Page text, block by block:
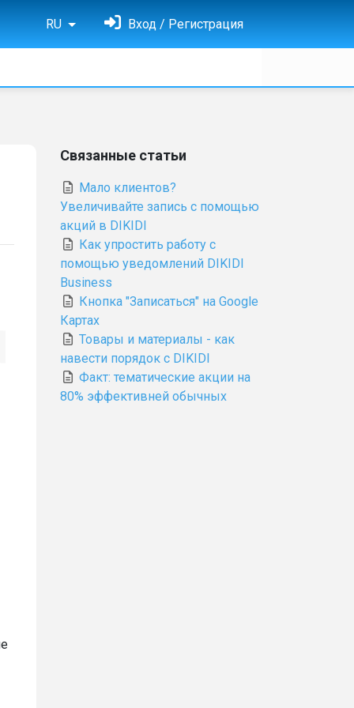
RU Вход / Регистрация
Связанные статьи
Мало клиентов?
Увеличивайте запись с помощью
акций в DIKIDI
Как упростить работу с
помощью уведомлений DIKIDI
Business
Кнопка "Записаться" на Google
Картах
Товары и материалы - как
навести порядок с DIKIDI
Факт: тематические акции на
80% эффективней обычных